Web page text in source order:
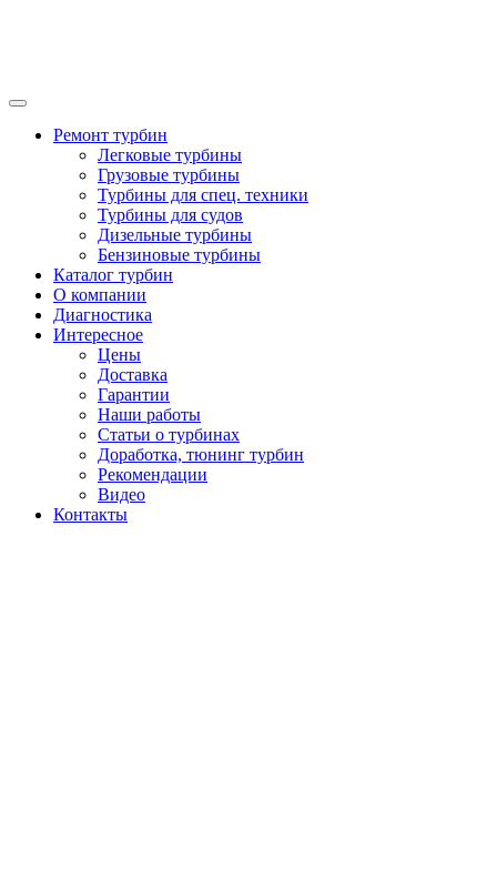
Ремонт турбин
Легковые турбины
Грузовые турбины
Турбины для спец. техники
Турбины для судов
Дизельные турбины
Бензиновые турбины
Каталог турбин
О компании
Диагностика
Интересное
Цены
Доставка
Гарантии
Наши работы
Статьи о турбинах
Доработка, тюнинг турбин
Рекомендации
Видео
Контакты